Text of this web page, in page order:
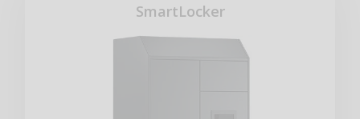
SmartLocker